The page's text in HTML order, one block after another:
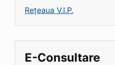
Rețeaua V.I.P.
E-Consultare